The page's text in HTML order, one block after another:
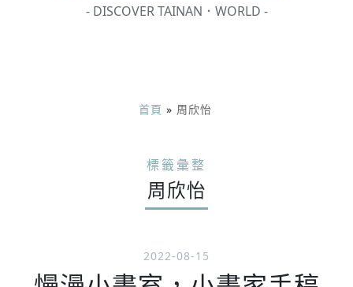
- DISCOVER TAINAN．WORLD -
首頁 » 周欣怡
標籤彙整
周欣怡
2022-08-15